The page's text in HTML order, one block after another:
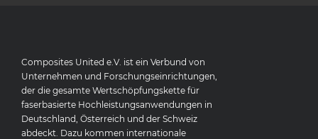
Composites United e.V. ist ein Verbund von
Unternehmen und Forschungseinrichtungen,
der die gesamte Wertschöpfungskette für
faserbasierte Hochleistungsanwendungen in
Deutschland, Österreich und der Schweiz
abdeckt. Dazu kommen internationale